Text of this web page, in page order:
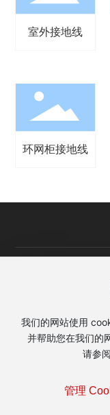
室外接地线
环网柜接地线
电子邮箱
我们的网站使用
并帮助您在我们的
请参
管理
Copyright © 河北省